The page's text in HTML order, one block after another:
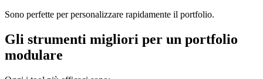
Sono perfette per personalizzare rapidamente il portfolio.
Gli strumenti migliori per un portfolio
modulare